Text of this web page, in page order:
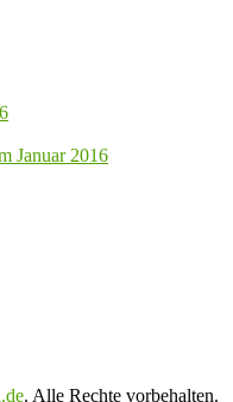
Januar 2016
. Alle Rechte vorbehalten.